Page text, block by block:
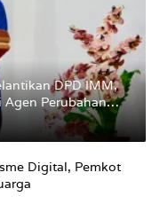
DPD IMM,
Agen Perubahan
Digital, Pemkot